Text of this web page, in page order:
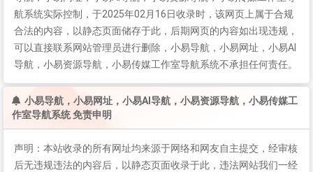
航系统实际控制，于2025年02月16日收录时，该网页上属于合规
合法的内容，以静态页面储存于此，后期网页的内容如出现违规，
可以直接联系网站管理员进行删除，小易导航，小易网址，小易AI
导航，小易资源导航，小易传媒工作室导航系统不承担任何责任。
小易导航，小易网址，小易AI导航，小易资源导航，小易传媒工
作室导航系统 免责申明
声明：本站收录的所有网址均来源于网络和网友自主提交，经审核
后无违规违法的内容后，以静态页面收录于此，违法网站我们一经